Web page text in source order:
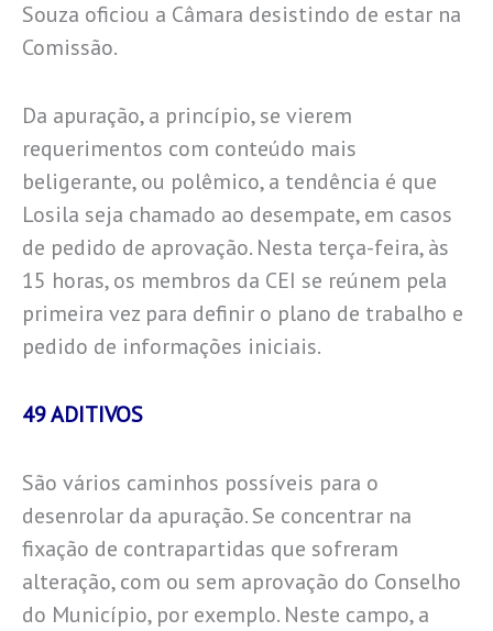
Souza oficiou a Câmara desistindo de estar na
Comissão.
Da apuração, a princípio, se vierem
requerimentos com conteúdo mais
beligerante, ou polêmico, a tendência é que
Losila seja chamado ao desempate, em casos
de pedido de aprovação. Nesta terça-feira, às
15 horas, os membros da CEI se reúnem pela
primeira vez para definir o plano de trabalho e
pedido de informações iniciais.
49 ADITIVOS
São vários caminhos possíveis para o
desenrolar da apuração. Se concentrar na
fixação de contrapartidas que sofreram
alteração, com ou sem aprovação do Conselho
do Município, por exemplo. Neste campo, a